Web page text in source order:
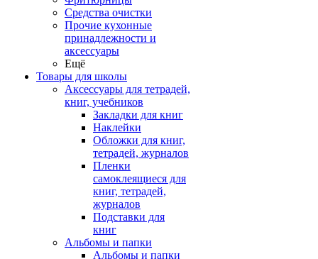
Средства очистки
Прочие кухонные
принадлежности и
аксессуары
Ещё
Товары для школы
Аксессуары для тетрадей,
книг, учебников
Закладки для книг
Наклейки
Обложки для книг,
тетрадей, журналов
Пленки
самоклеящиеся для
книг, тетрадей,
журналов
Подставки для
книг
Альбомы и папки
Альбомы и папки